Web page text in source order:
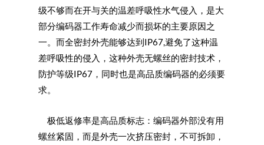
级不够而在开与关的温差呼吸性水气侵入，是大
部分编码器工作寿命减少而损坏的主要原因之
一。而全密封外壳能够达到IP67,避免了这种温
差呼吸性的侵入，这种外壳无螺丝的密封技术，
防护等级IP67，同时也是高品质编码器的必须要
求。
极低返修率是高品质标志：编码器外部没有用
螺丝紧固，而是外壳一次挤压密封，不可拆卸，